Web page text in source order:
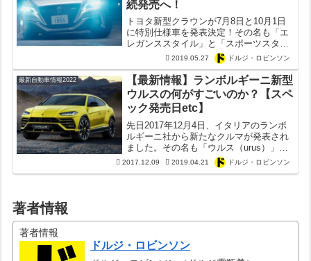
続発売へ！
トヨタ新型クラウンが7月8日と10月1日
に特別仕様車を発表決定！その名も「エ
レガンススタイル」と「スポーツスタイ
ル」。新型クラウンのそれぞれの特別仕
様車の詳細を解説してみた！
2019.05.27 ドルジ・ロビンソン
最新自動車情報2022
【最新情報】ランボルギーニ新型
ウルスの何がすごいのか？【スペ
ック発売日etc】
先日2017年12月4日、イタリアのランボ
ルギーニ社から新たなクルマが発表され
ました。その名も「ウルス（urus）」。
2017年前半から海外ではウルスのテスト
カーが走行していた時から既に話題の新
2017.12.09 2019.04.21 ドルジ・ロビンソン
著者情報
著者情報
ドルジ・ロビンソン